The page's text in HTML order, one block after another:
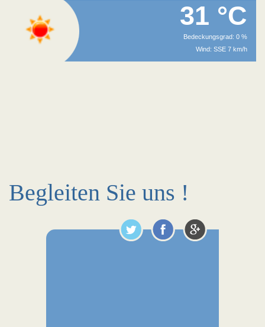
31 °C
Bedeckungsgrad: 0 %
Wind: SSE 7 km/h
Begleiten Sie uns !